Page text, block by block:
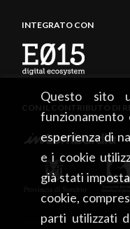
Questo sito
esperienza di
e i cookie
già stati
cookie,
parti utilizzati
INTEGRATO CON
CON IL CONTRIBUTO DI